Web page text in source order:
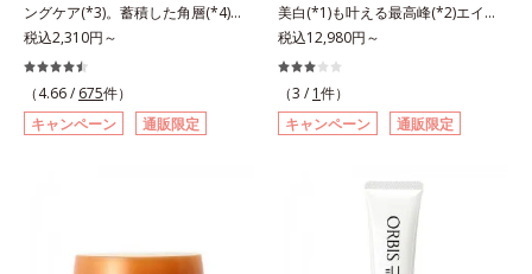
酸」を配合しました。さらに、シリ
ーズ共通の美容成分「GLルートブ
ースター(*9)」を配合することで、
肌のふっくら感や透明感を叶えま
す。美白ケアしながら多角的なエイ
ジングケアが叶うシリーズに。3ス
ミ・ソバカスを防ぐ（ウォッシュを
しました。さらに、シリーズ共通の
美容成分「GLルートブースター
(*10)」を配合することで、肌のふ
っくら感や透明感を叶えます。美白
ケアしながら多角的なエイジングケ
アが叶うシリーズに。3ステップで
果的なシナジー設計で、あなたのエ
イジングケアを応援します。*1 メ
ラニンの生成を抑え、シミ・ソバカ
スを防ぐ（ウォッシュを除く）*2
ングケア(*3)。蓄積した角層(*4)を
絡めとりくすみ(*5)を晴らす高密着
マイルドピーリング(*6)洗顔料。ハ
リも透明感(*7)も結果主義。年齢サ
イン(*8)の因子に着目した肌科学エ
イジングケア(*3)シリーズ。オルビ
齢サインについて研究を進めたとこ
税込2,310円～
（4.66 / 675件）
キャンペーン
通販限定
美白(*1)も叶える最高峰(*2)エイジ
ングケア(*3)。ハリも透明感(*4)も
結果主義。年齢サイン(*5)の因子に
着目した肌科学エイジングケア(*3)
シリーズ。オルビスユー ドットシ
リーズは、年齢による肌悩み一つ一
ていることの根本原因に着目。加齢
とともに現れる年齢サイン(*5)につ
いて研究を進めたところ、弾力感の
ない状態である「ハリのなさ」や、
税込12,980円～
（3 / 1件）
キャンペーン
通販限定